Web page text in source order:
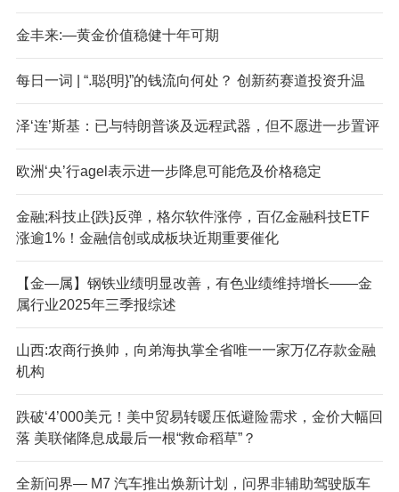
金丰来:—黄金价值稳健十年可期
每日一词 | “.聪{明}”的钱流向何处？ 创新药赛道投资升温
泽‘连’斯基：已与特朗普谈及远程武器，但不愿进一步置评
欧洲‘央’行agel表示进一步降息可能危及价格稳定
金融;科技止{跌}反弹，格尔软件涨停，百亿金融科技ETF
涨逾1%！金融信创或成板块近期重要催化
【金—属】钢铁业绩明显改善，有色业绩维持增长——金
属行业2025年三季报综述
山西:农商行换帅，向弟海执掌全省唯一一家万亿存款金融
机构
跌破‘4’000美元！美中贸易转暖压低避险需求，金价大幅回
落 美联储降息成最后一根“救命稻草”？
全新问界— M7 汽车推出焕新计划，问界非辅助驾驶版车